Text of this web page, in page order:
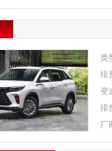
类
排
变
排
厂